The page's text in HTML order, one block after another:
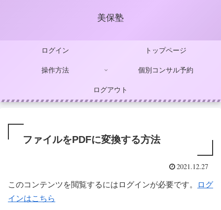
美保塾
ログイン トップページ
操作方法 個別コンサル予約
ログアウト
ファイルをPDFに変換する方法
2021.12.27
このコンテンツを閲覧するにはログインが必要です。
ログ
インはこちら